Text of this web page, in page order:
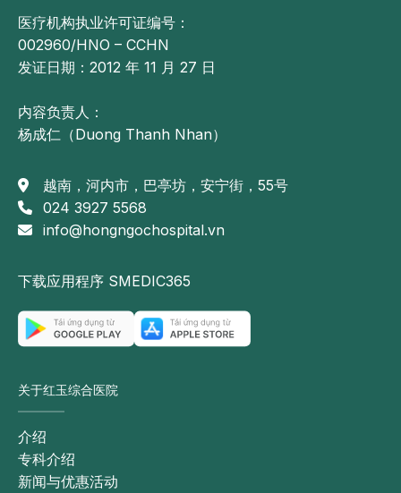
医疗机构执业许可证编号：
002960/HNO – CCHN
发证日期：2012 年 11 月 27 日
内容负责人：
杨成仁（Duong Thanh Nhan）
越南，河内市，巴亭坊，安宁街，55号
024 3927 5568
info@hongngochospital.vn
下载应用程序 SMEDIC365
关于红玉综合医院
介绍
专科介绍
新闻与优惠活动